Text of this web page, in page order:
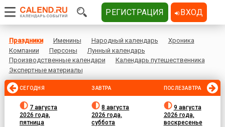
Праздники Именины Народный календарь
Хроника
Компании
Персоны
Лунный календарь
Производственные календари
Календарь путешественника
Экспертные материалы
СЕГОДНЯ
7 августа
2026 года,
пятница
ЗАВТРА
8 августа
2026 года,
суббота
ПОСЛЕЗАВТРА
9 августа
2026 года,
воскресенье
РЕГИСТРАЦИЯ ВХОД